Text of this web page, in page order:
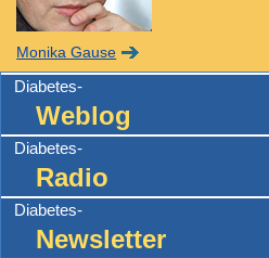
Monika Gause
Diabetes-
Weblog
Diabetes-
Radio
Diabetes-
Newsletter